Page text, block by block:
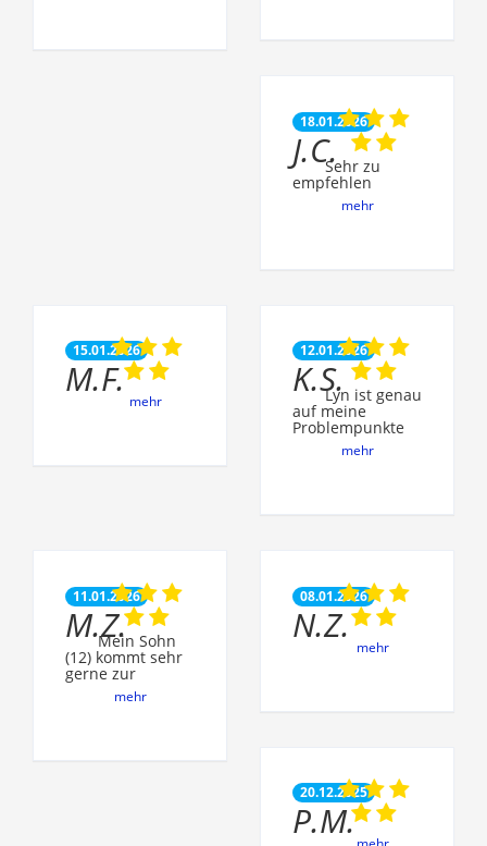
18.01.2026
J.C.Sehr zu
empfehlen
mehr
15.01.2026
M.F.
mehr
12.01.2026
K.S.Lyn ist genau
auf meine
Problempunkte
mehr
11.01.2026
M.Z.Mein Sohn
(12) kommt sehr
gerne zur
mehr
08.01.2026
N.Z.
mehr
20.12.2025
P.M.